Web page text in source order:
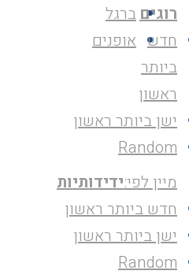
ברגל
אופנים
רוגים
חדש
ביותר
ראשון
ישן ביותר ראשון
Random
מיין לפי:ידידותיות
חדש ביותר ראשון
ישן ביותר ראשון
Random